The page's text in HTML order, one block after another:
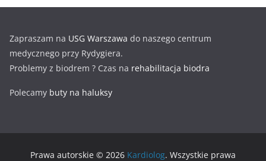
Zapraszam na USG Warszawa do naszego centrum
medycznego przy Rydygiera.
Problemy z biodrem ? Czas na rehabilitacja biodra
Polecamy buty na haluksy
Prawa autorskie © 2026 Kardiolog. Wszystkie prawa